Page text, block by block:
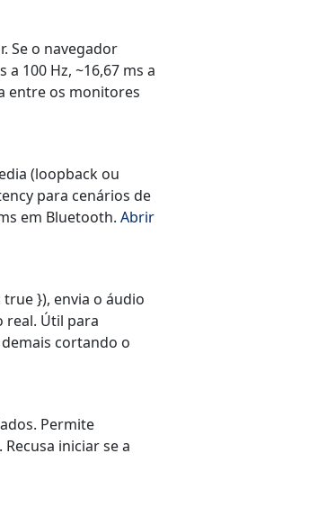
Se o navegador
100 Hz, ~16,67 ms a
entre os monitores
(loopback ou
para cenários de
em Bluetooth. Abrir
}), envia o áudio
real. Útil para
cortando o
Permite
iniciar se a